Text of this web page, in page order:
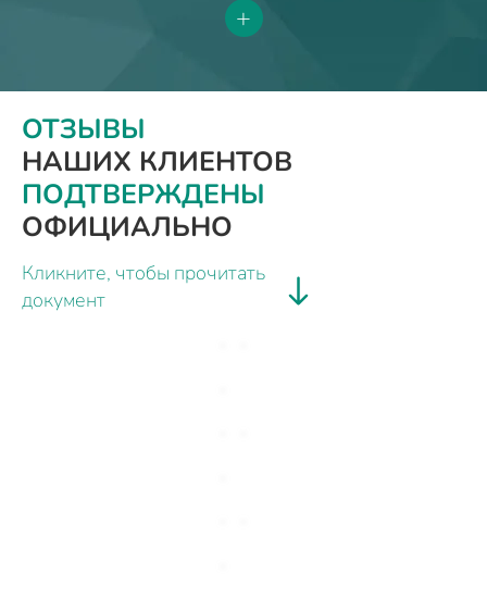
+
ОТЗЫВЫ
НАШИХ КЛИЕНТОВ
ПОДТВЕРЖДЕНЫ
ОФИЦИАЛЬНО
Кликните, чтобы прочитать
документ